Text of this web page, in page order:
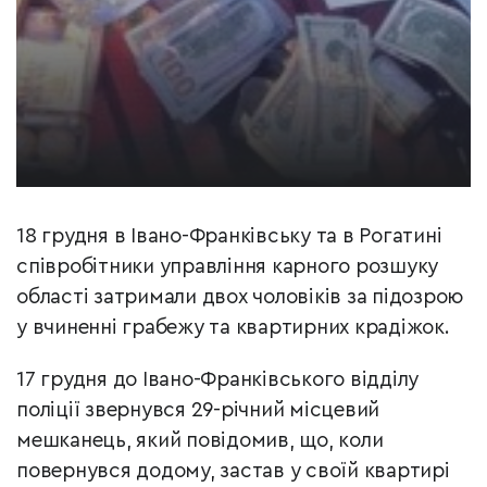
18 грудня в Івано-Франківську та в Рогатині
співробітники управління карного розшуку
області затримали двох чоловіків за підозрою
у вчиненні грабежу та квартирних крадіжок.
17 грудня до Івано-Франківського відділу
поліції звернувся 29-річний місцевий
мешканець, який повідомив, що, коли
повернувся додому, застав у своїй квартирі